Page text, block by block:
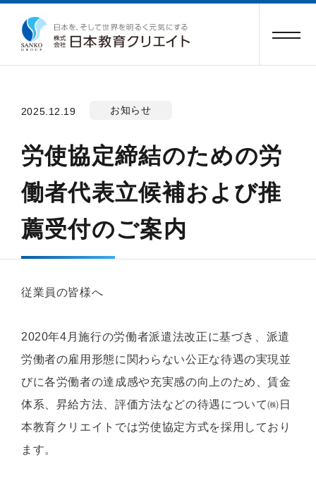
2025.12.19 お知らせ
労使協定締結のための労
働者代表立候補および推
薦受付のご案内
従業員の皆様へ
2020年4月施行の労働者派遣法改正に基づき、派遣
労働者の雇用形態に関わらない公正な待遇の実現並
びに各労働者の達成感や充実感の向上のため、賃金
体系、昇給方法、評価方法などの待遇について㈱日
本教育クリエイトでは労使協定方式を採用しており
ます。